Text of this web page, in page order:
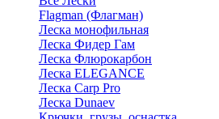
Flagman (Флагман)
Леска монофильная
Леска Фидер Гам
Леска Флюрокарбон
Леска ELEGANCE
Леска Carp Pro
Леска Dunaev